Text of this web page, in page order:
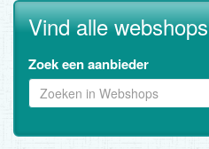
Vind alle webshops
Zoek een aanbieder